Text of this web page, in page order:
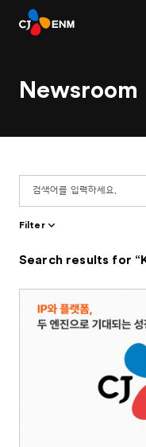
Newsroom
Filter
Search results for